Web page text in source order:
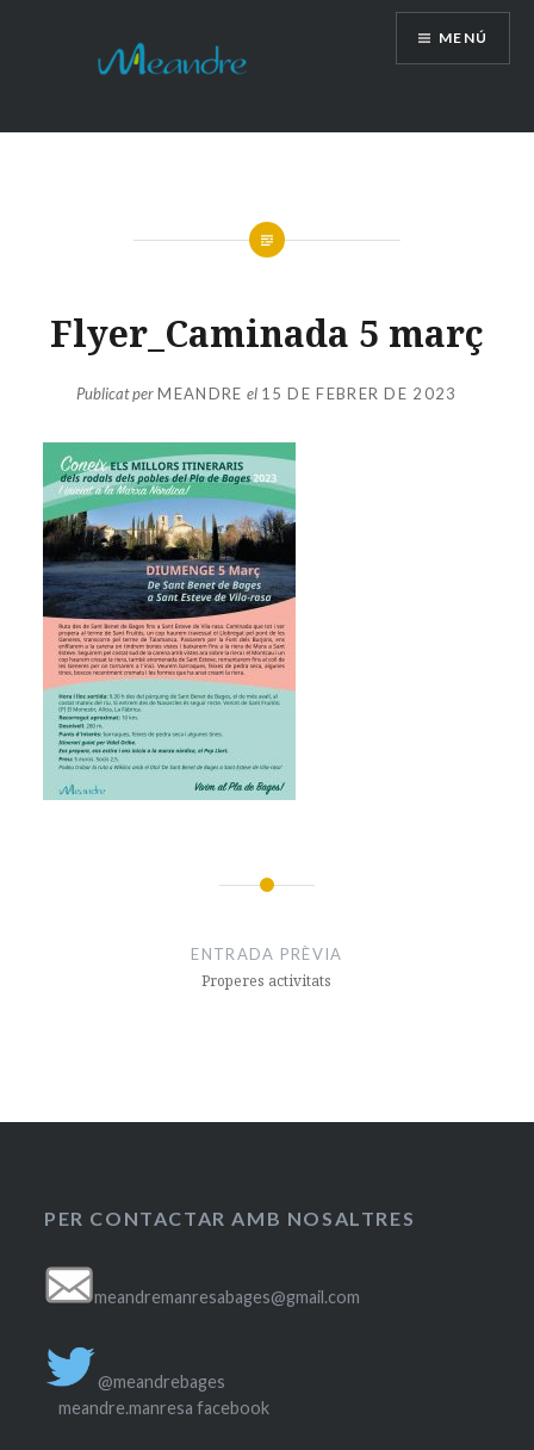
MENÚ
Flyer_Caminada 5 març
Publicat perMEANDRE el 15 DE FEBRER DE 2023
ENTRADA PRÈVIA
Properes activitats
PER CONTACTAR AMB NOSALTRES
meandremanresabages@gmail.com
@meandrebages
meandre.manresa facebook